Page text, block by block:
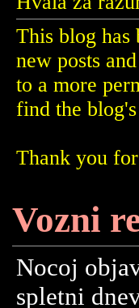
This blog has
new posts
to a more
find the
Thank you
Vozni
Nocoj
spletni